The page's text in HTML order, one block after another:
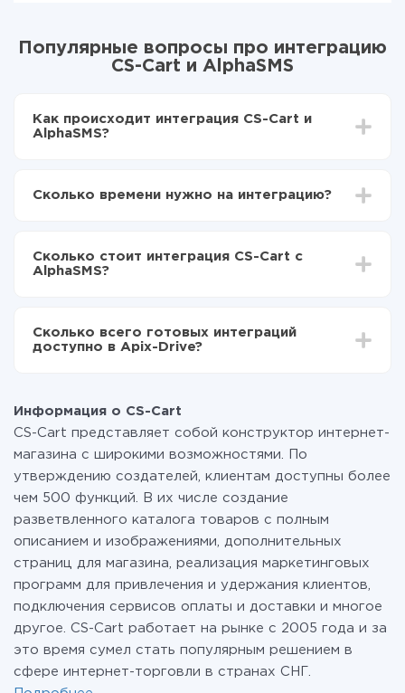
Популярные вопросы про интеграцию
CS-Cart и AlphaSMS
Как происходит интеграция CS-Cart и
AlphaSMS?
Выбираете какие данные передавать из CS-Cart в
передаваться из CS-Cart в AlphaSMS
Сколько времени нужно на интеграцию?
отличаться и составлять от 5-ти до 30-минут. В
среднем настройка занимает 10-15 минут.
Сколько стоит интеграция CS-Cart с
AlphaSMS?
функционал. Вы оплачиваете только количество
данных, которые по факту передаются из одной
перейти на платный, при необходимости. Подробнее
отарифах.
Сколько всего готовых интеграций
доступно в Apix-Drive?
Информация о CS-Cart
CS-Cart представляет собой конструктор интернет-
магазина с широкими возможностями. По
утверждению создателей, клиентам доступны более
чем 500 функций. В их числе создание
разветвленного каталога товаров с полным
описанием и изображениями, дополнительных
страниц для магазина, реализация маркетинговых
программ для привлечения и удержания клиентов,
подключения сервисов оплаты и доставки и многое
другое. CS-Cart работает на рынке с 2005 года и за
это время сумел стать популярным решением в
сфере интернет-торговли в странах СНГ.